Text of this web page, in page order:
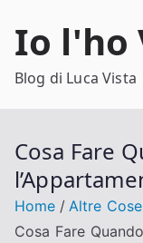
Io l'ho
Blog di Luca Vista
Cosa Fare
Home
Altre
Cosa Fare